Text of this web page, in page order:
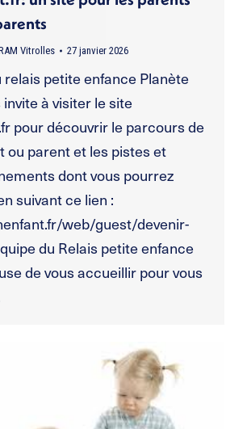
Vitrolles 27 janvier 2026
relais petite enfance Planète
invite à visiter le site
pour découvrir le parcours de
ou parent et les pistes et
dont vous pourrez
suivant ce lien :
web/guest/devenir-
du Relais petite enfance
de vous accueillir pour vous